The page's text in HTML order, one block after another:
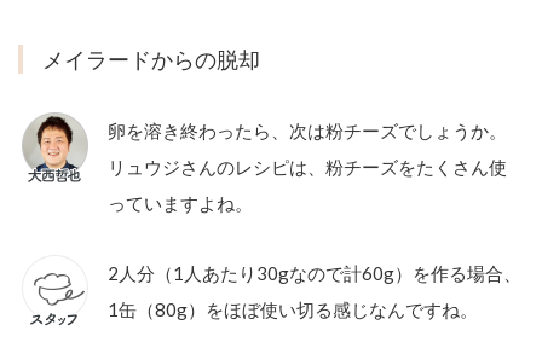
メイラードからの脱却
卵を溶き終わったら、次は粉チーズでしょうか。
リュウジさんのレシピは、粉チーズをたくさん使
っていますよね。
2人分（1人あたり30gなので計60g）を作る場合、
1缶（80g）をほぼ使い切る感じなんですね。